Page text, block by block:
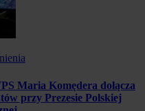
Maria Komędera dołącza
przy Prezesie Polskiej